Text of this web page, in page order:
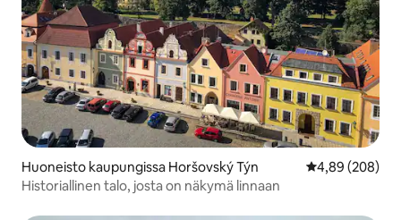
Huoneisto kaupungissa Horšovský Týn
4,89 (208)
Historiallinen talo, josta on näkymä linnaan